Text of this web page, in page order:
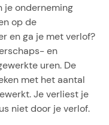
je onderneming
op de
en ga je met verlof?
en
uren. De
met het aantal
Je verliest je
niet door je verlof.